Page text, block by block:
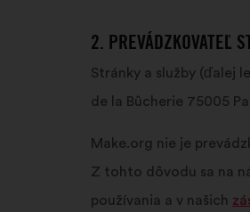
2. PREVÁDZKOVATEĽ
Stránky a služby (ďalej
de la Bûcherie 75005
Make.org nie je
Z tohto dôvodu sa na
používania a v našich